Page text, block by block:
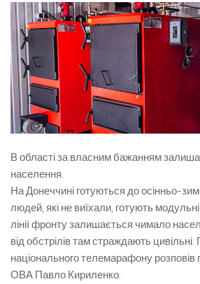
В області за власним бажанням
населення.
На Донеччині готуються до осінньо-
людей, які не виїхали, готують
лінії фронту залишається чимало
від обстрілів там страждають цивільні.
національного телемарафону розповів
ОВА Павло Кириленко.